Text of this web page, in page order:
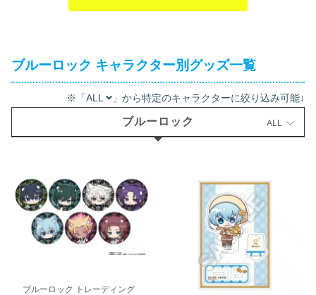
ブルーロック キャラクター別グッズ一覧
※「ALL 」から特定のキャラクターに絞り込み可能↓
ブルーロック ALL
ブルーロック トレーディング